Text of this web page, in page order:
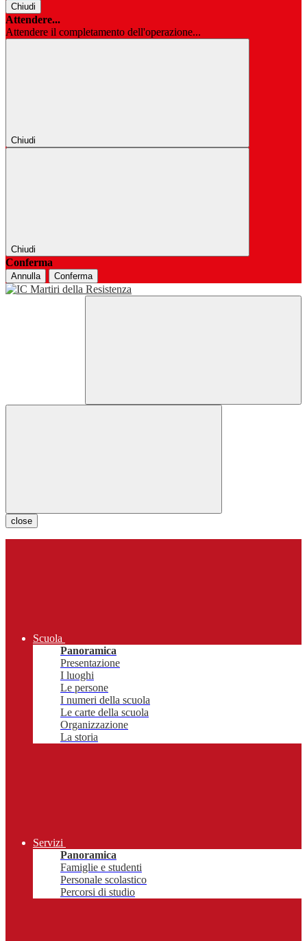
Chiudi
Attendere...
Attendere il completamento dell'operazione...
Chiudi
Chiudi
Conferma
Annulla Conferma
close
Scuola
Panoramica
Presentazione
I luoghi
Le persone
I numeri della scuola
Le carte della scuola
Organizzazione
La storia
Servizi
Panoramica
Famiglie e studenti
Personale scolastico
Percorsi di studio